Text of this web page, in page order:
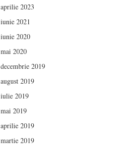
aprilie 2023
iunie 2021
iunie 2020
mai 2020
decembrie 2019
august 2019
iulie 2019
mai 2019
aprilie 2019
martie 2019